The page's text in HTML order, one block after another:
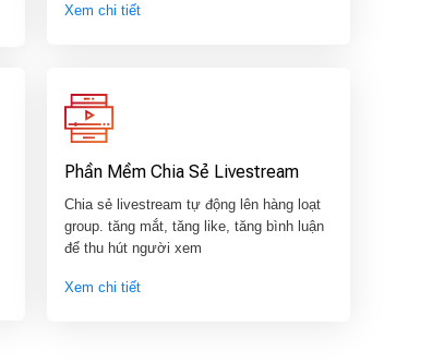
Xem chi tiết
Phần Mềm Chia Sẻ Livestream
Chia sẻ livestream tự động lên hàng loạt
group. tăng mắt, tăng like, tăng bình luận
để thu hút người xem
Xem chi tiết